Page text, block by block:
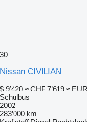
30
Nissan CIVILIAN
$ 9’420 ≈ CHF 7’619 ≈
Schulbus
2002
283’000 km